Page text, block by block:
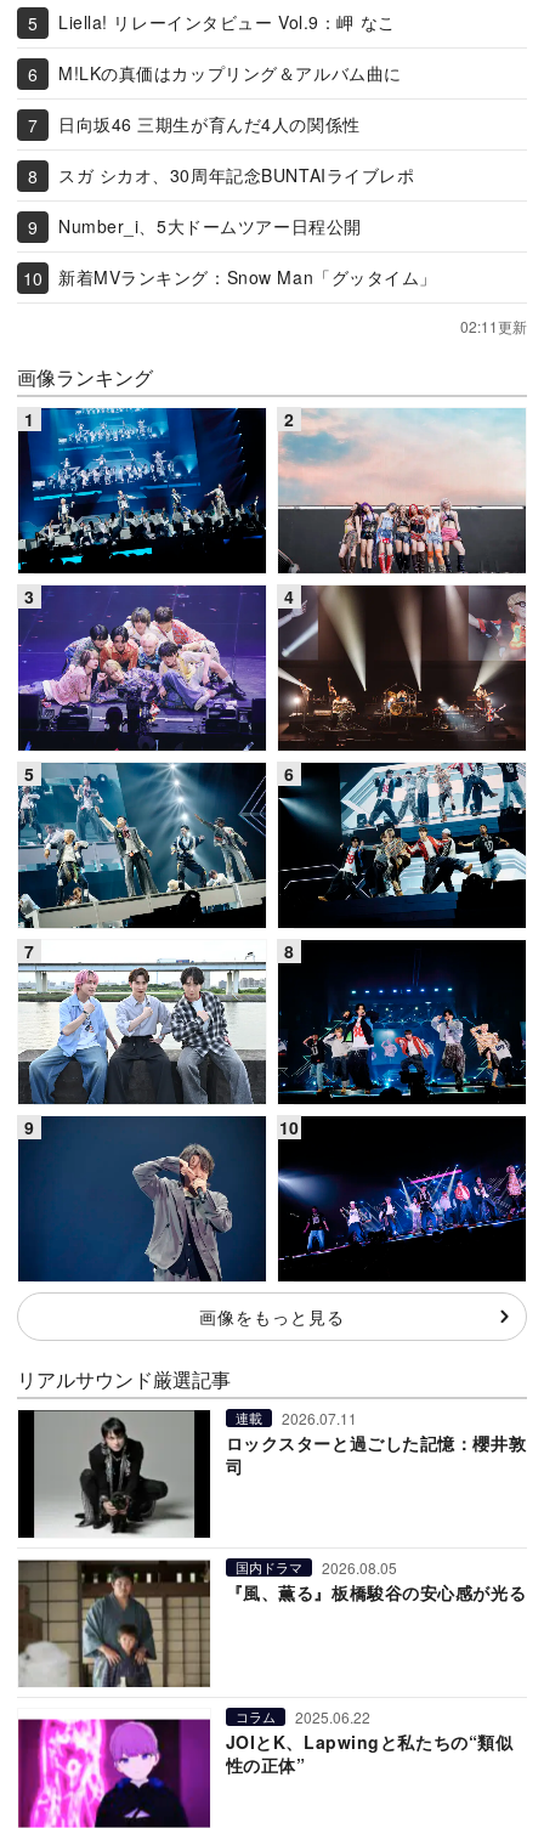
Liella! リレーインタビュー Vol.9：岬 なこ
M!LKの真価はカップリング＆アルバム曲に
日向坂46 三期生が育んだ4人の関係性
スガ シカオ、30周年記念BUNTAIライブレポ
Number_i、5大ドームツアー日程公開
新着MVランキング：Snow Man「グッタイム」
02:11更新
画像ランキング
画像をもっと見る
リアルサウンド厳選記事
連載 2026.07.11
ロックスターと過ごした記憶：櫻井敦
司
国内ドラマ 2026.08.05
『風、薫る』板橋駿谷の安心感が光る
コラム 2025.06.22
JOIとK、Lapwingと私たちの“類似
性の正体”